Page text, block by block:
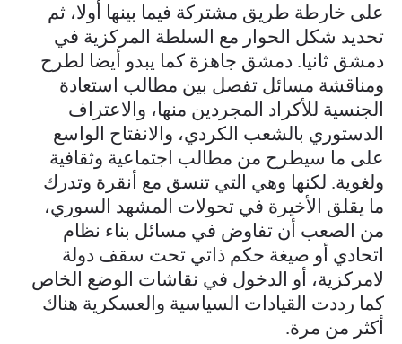
على خارطة طريق مشتركة فيما بينها أولا، ثم
تحديد شكل الحوار مع السلطة المركزية في
دمشق ثانيا. دمشق جاهزة كما يبدو أيضا لطرح
ومناقشة مسائل تفصل بين مطالب استعادة
الجنسية للأكراد المجردين منها، والاعتراف
الدستوري بالشعب الكردي، والانفتاح الواسع
على ما سيطرح من مطالب اجتماعية وثقافية
ولغوية. لكنها وهي التي تنسق مع أنقرة وتدرك
ما يقلق الأخيرة في تحولات المشهد السوري،
من الصعب أن تفاوض في مسائل بناء نظام
اتحادي أو صيغة حكم ذاتي تحت سقف دولة
لامركزية، أو الدخول في نقاشات الوضع الخاص
كما رددت القيادات السياسية والعسكرية هناك
أكثر من مرة.